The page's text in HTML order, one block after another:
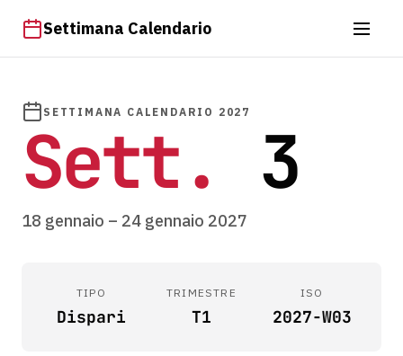
Settimana Calendario
SETTIMANA CALENDARIO 2027
Sett. 3
18 gennaio – 24 gennaio 2027
TIPO
Dispari
TRIMESTRE
T1
ISO
2027-W03